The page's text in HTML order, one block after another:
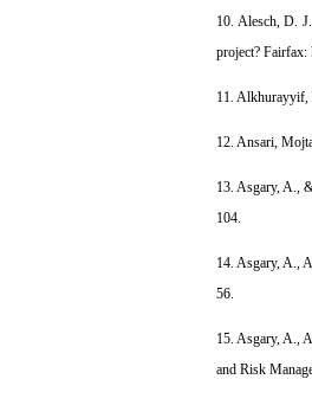
10. Alesch, D.
project?
11. Alkhurayyif,
12. Ansari,
13. Asgary, A.,
104.
14. Asgary, A.,
56.
15. Asgary, A.,
and Risk